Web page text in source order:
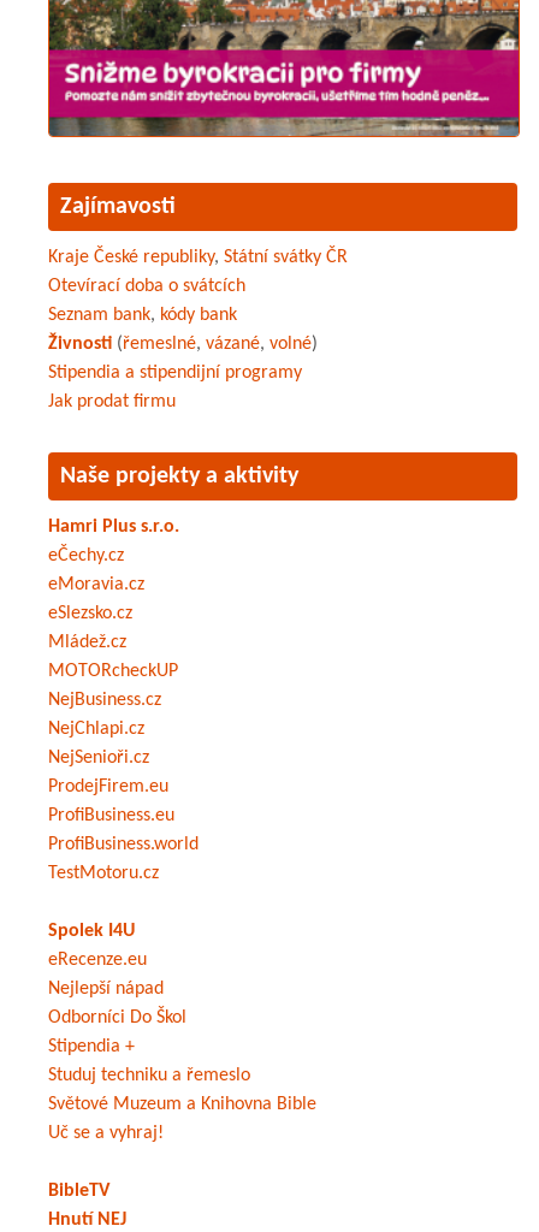
Zajímavosti
Kraje České republiky, Státní svátky ČR
Otevírací doba o svátcích
Seznam bank, kódy bank
Živnosti (řemeslné, vázané, volné)
Stipendia a stipendijní programy
Jak prodat firmu
Naše projekty a aktivity
Hamri Plus s.r.o.
eČechy.cz
eMoravia.cz
eSlezsko.cz
Mládež.cz
MOTORcheckUP
NejBusiness.cz
NejChlapi.cz
NejSenioři.cz
ProdejFirem.eu
ProfiBusiness.eu
ProfiBusiness.world
TestMotoru.cz
Spolek I4U
eRecenze.eu
Nejlepší nápad
Odborníci Do Škol
Stipendia +
Studuj techniku a řemeslo
Světové Muzeum a Knihovna Bible
Uč se a vyhraj!
BibleTV
Hnutí NEJ